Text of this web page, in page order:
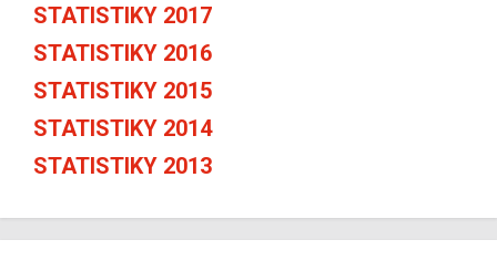
STATISTIKY 2017
STATISTIKY 2016
STATISTIKY 2015
STATISTIKY 2014
STATISTIKY 2013